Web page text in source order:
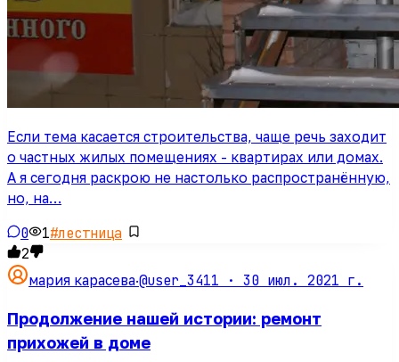
Если тема касается строительства, чаще речь заходит
о частных жилых помещениях - квартирах или домах.
А я сегодня раскрою не настолько распространённую,
но, на…
0 1#лестница
2
мария карасева·@user_3411 · 30 июл. 2021 г.
Продолжение нашей истории: ремонт
прихожей в доме